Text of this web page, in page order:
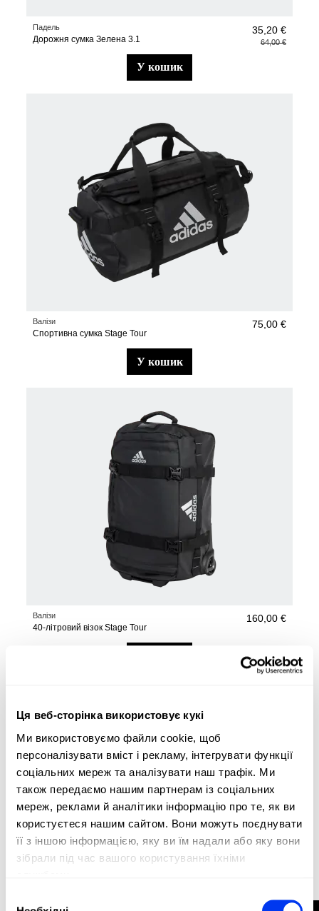
Ця веб-сторінка використовує кукі
Ми використовуємо файли cookie, щоб
персоналізувати вміст і рекламу, інтегрувати функції
соціальних мереж та аналізувати наш трафік. Ми
також передаємо нашим партнерам із соціальних
мереж, реклами й аналітики інформацію про те, як ви
користуєтеся нашим сайтом. Вони можуть поєднувати
її з іншою інформацією, яку ви їм надали або яку вони
зібрали під час вашого користування їхніми
Падель
Дорожня сумка Зелена 3.1
35,20 €
64,00 €
у кошик
Валізи
Спортивна сумка Stage Tour
75,00 €
у кошик
Валізи
40-літровий візок Stage Tour
160,00 €